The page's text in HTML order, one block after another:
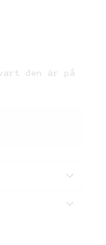
den är på